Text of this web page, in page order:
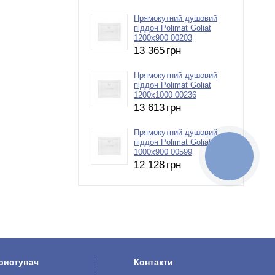
Прямокутний душовий
піддон Polimat Goliat
1200х900 00203
13 365 грн
Прямокутний душовий
піддон Polimat Goliat
1200х1000 00236
13 613 грн
Прямокутний душовий
піддон Polimat Goliat
1000х900 00599
12 128 грн
Контакти